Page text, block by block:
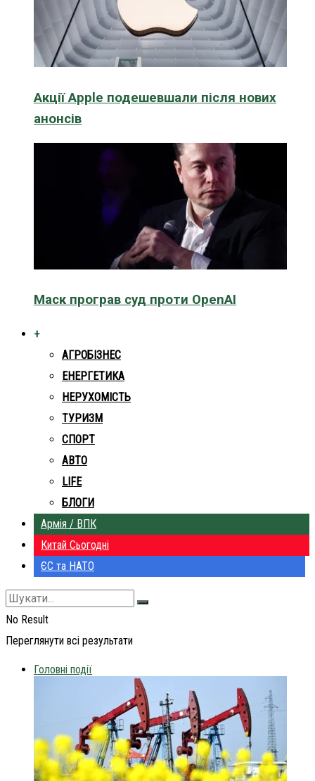
Акції Apple подешевшали після нових
анонсів
Маск програв суд проти OpenAI
+
АГРОБІЗНЕС
ЕНЕРГЕТИКА
НЕРУХОМІСТЬ
ТУРИЗМ
СПОРТ
АВТО
LIFE
БЛОГИ
Армія / ВПК
Китай Сьогодні
ЄС та НАТО
No Result
Переглянути всі результати
Головні події